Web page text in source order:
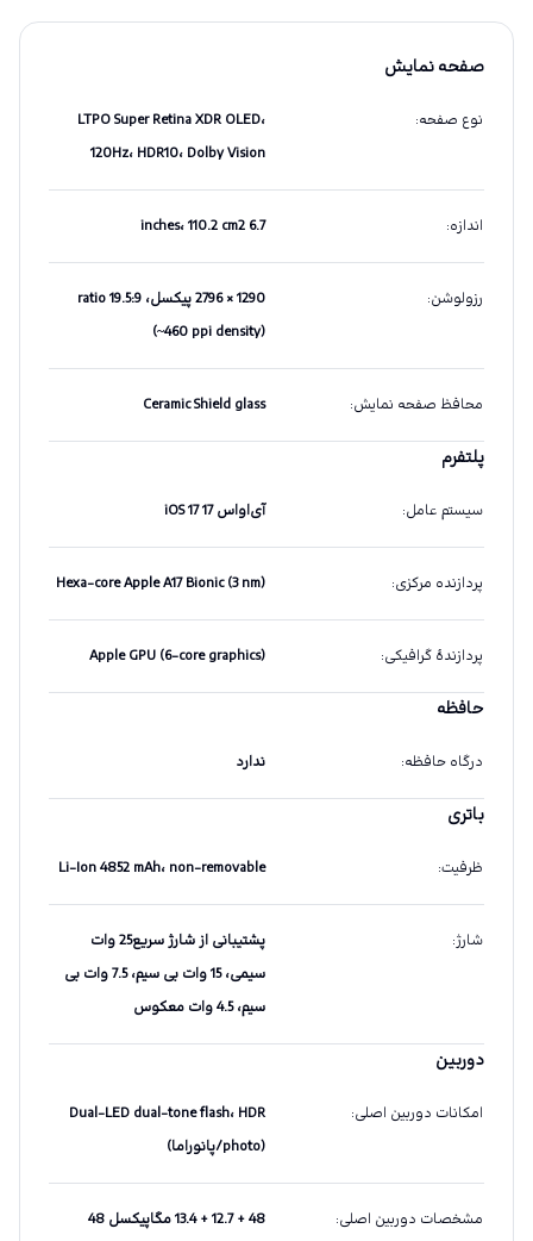
صفحه نمایش
نوع صفحه:
LTPO Super Retina XDR OLED،
120Hz، HDR10، Dolby Vision
اندازه: 6.7 inches، 110.2 cm2
رزولوشن:
1290 × 2796 پیکسل، 19.5:9 ratio
(~460 ppi density)
محافظ صفحه نمایش:
Ceramic Shield glass
پلتفرم
سیستم عامل: آی‌او‌اس iOS 17 17
پردازنده مرکزی:
Hexa-core Apple A17 Bionic (3 nm)
پردازندهٔ گرافیکی:
Apple GPU (6-core graphics)
حافظه
درگاه حافظه: ندارد
باتری
ظرفیت: Li-Ion 4852 mAh، non-removable
شارژ:
پشتیبانی از شارژ سریع25 وات
سیمی، 15 وات بی سیم، 7.5 وات بی
سیم، 4.5 وات معکوس
دوربین
امکانات دوربین اصلی:
Dual-LED dual-tone flash، HDR
(photo/پانوراما)
مشخصات دوربین اصلی:
48 + 12.7 + 13.4 مگاپیکسل 48